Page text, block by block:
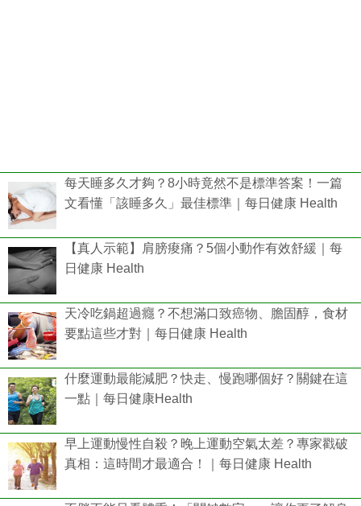
每天睡多久才夠？8小時竟然不是標準答案！一篇
文看懂「該睡多久」最佳標準｜每日健康 Health
【真人示範】肩膀痠痛？5個小動作有效舒緩｜每
日健康 Health
天冷吃鍋超過癮？不想滿口致癌物、膽固醇，食材
要點這些才對｜每日健康 Health
什麼運動最能減肥？快走、慢跑哪個好？關鍵在這
一點｜每日健康Health
早上運動慢性自殺？晚上運動空氣太差？專家戳破
真相：這時間才最適合！｜每日健康 Health